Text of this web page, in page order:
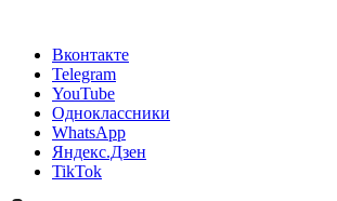
Вконтакте
Telegram
YouTube
Одноклассники
WhatsApp
Яндекс.Дзен
TikTok